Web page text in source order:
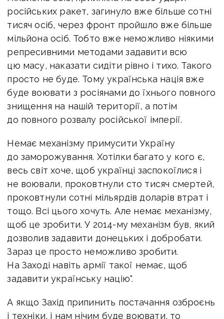
російських ракет, загинуло вже більше сотні
тисяч осіб, через фронт пройшло вже більше
мільйона осіб. Тобто вже неможливо ніякими
репресивними методами задавити всю
цю масу, наказати сидіти рівно і тихо. Такого
просто не буде. Тому українська нація вже
буде воювати з росіянами до їхнього повного
знищення на нашій території, а потім
до повного розвалу російської імперії.
Немає механізму примусити Україну
до заморожування. Хотілки багато у кого є,
весь світ хоче, щоб українці заспокоїлися і
не воювали, проковтнули сто тисяч смертей,
проковтнули сотні мільярдів доларів втрат і
тощо. Всі цього хочуть. Але немає механізму,
щоб це зробити. У 2014-му механізм був, який
дозволив задавити донецьких і добробати.
Зараз це просто неможливо зробити.
На Заході навіть армії такої немає, щоб
задавити українську націю".
А якщо Захід припинить постачання озброєнь
і техніки, і нам нічим буде воювати, то